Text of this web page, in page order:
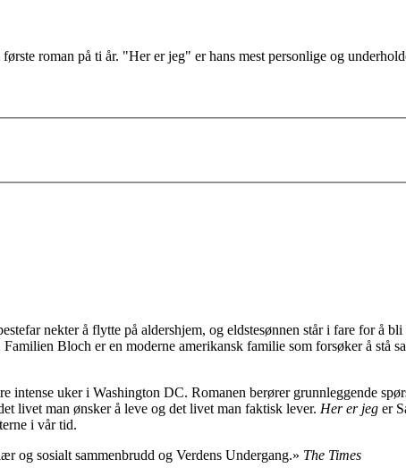
roman på ti år. "Her er jeg" er hans mest personlige og
nekter å flytte på aldershjem, og eldstesønnen står i fare for å
Bloch er en moderne amerikansk familie som forsøker å stå
intense uker i Washington DC. Romanen berører grunnleggende
livet man ønsker å leve og det livet man faktisk lever. Her er jeg er
i vår tid.
og sosialt sammenbrudd og Verdens Undergang.» The Times